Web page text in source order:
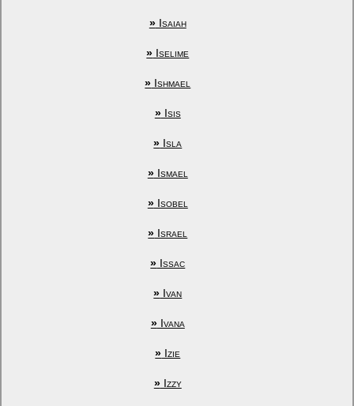
»Isaiah
» Iselime
» Ishmael
»Isis
» Isla
»Ismael
»Isobel
» Israel
» Issac
» Ivan
»Ivana
» Izie
»Izzy